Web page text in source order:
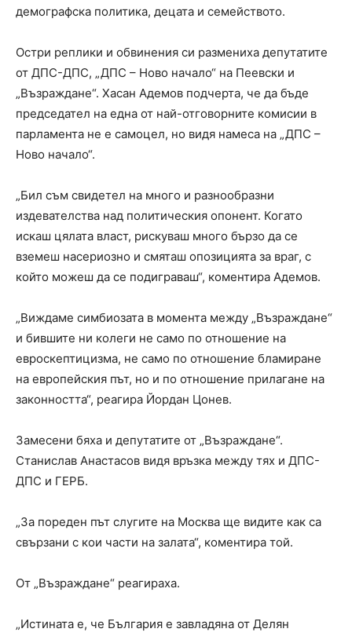
демографска политика, децата и семейството.
Остри реплики и обвинения си размениха депутатите
от ДПС-ДПС, „ДПС – Ново начало“ на Пеевски и
„Възраждане“. Хасан Адемов подчерта, че да бъде
председател на една от най-отговорните комисии в
парламента не е самоцел, но видя намеса на „ДПС –
Ново начало“.
„Бил съм свидетел на много и разнообразни
издевателства над политическия опонент. Когато
искаш цялата власт, рискуваш много бързо да се
вземеш насериозно и смяташ опозицията за враг, с
който можеш да се подиграваш“, коментира Адемов.
„Виждаме симбиозата в момента между „Възраждане“
и бившите ни колеги не само по отношение на
евроскептицизма, не само по отношение бламиране
на европейския път, но и по отношение прилагане на
законността“, реагира Йордан Цонев.
Замесени бяха и депутатите от „Възраждане“.
Станислав Анастасов видя връзка между тях и ДПС-
ДПС и ГЕРБ.
„За пореден път слугите на Москва ще видите как са
свързани с кои части на залата“, коментира той.
От „Възраждане“ реагираха.
„Истината е, че България е завладяна от Делян